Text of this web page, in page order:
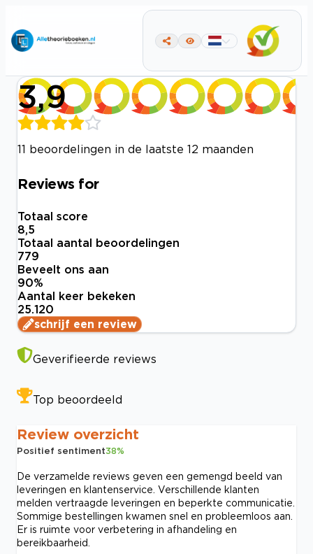
3,9
11 beoordelingen in de laatste 12 maanden
Reviews for
Totaal score
8,5
Totaal aantal beoordelingen
779
Beveelt ons aan
90%
Aantal keer bekeken
25.120
schrijf een review
Geverifieerde reviews
Top beoordeeld
Review overzicht
Positief sentiment38%
De verzamelde reviews geven een gemengd beeld van
leveringen en klantenservice. Verschillende klanten
melden vertraagde leveringen en beperkte communicatie.
Sommige bestellingen kwamen snel en probleemloos aan.
Er is ruimte voor verbetering in afhandeling en
bereikbaarheid.